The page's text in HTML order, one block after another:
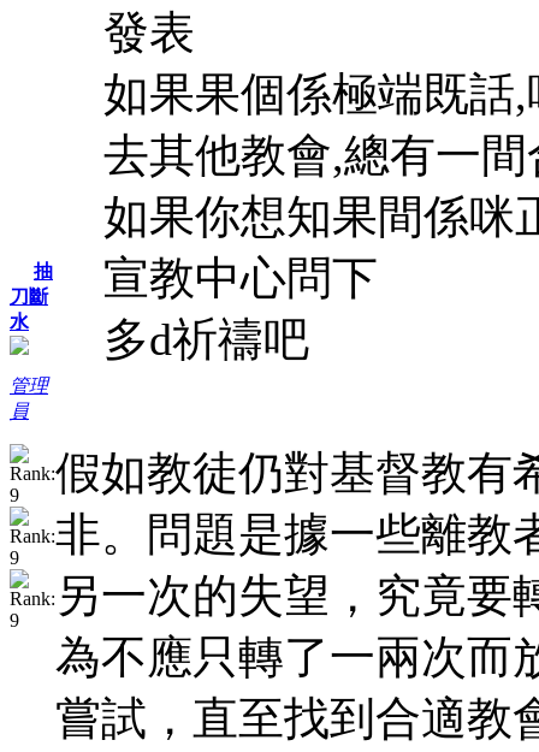
抽
刀斷
水
管理
員
發表
如果果個係極端既話
去其他教會,總有一
如果你想知果間係咪
宣教中心問下
多d祈禱吧
假如教徒仍對基督教有
非。問題是據一些離教
另一次的失望，究竟要
為不應只轉了一兩次而
嘗試，直至找到合適教